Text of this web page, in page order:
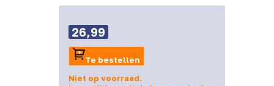
26,99
Te bestellen
Niet op voorraad.